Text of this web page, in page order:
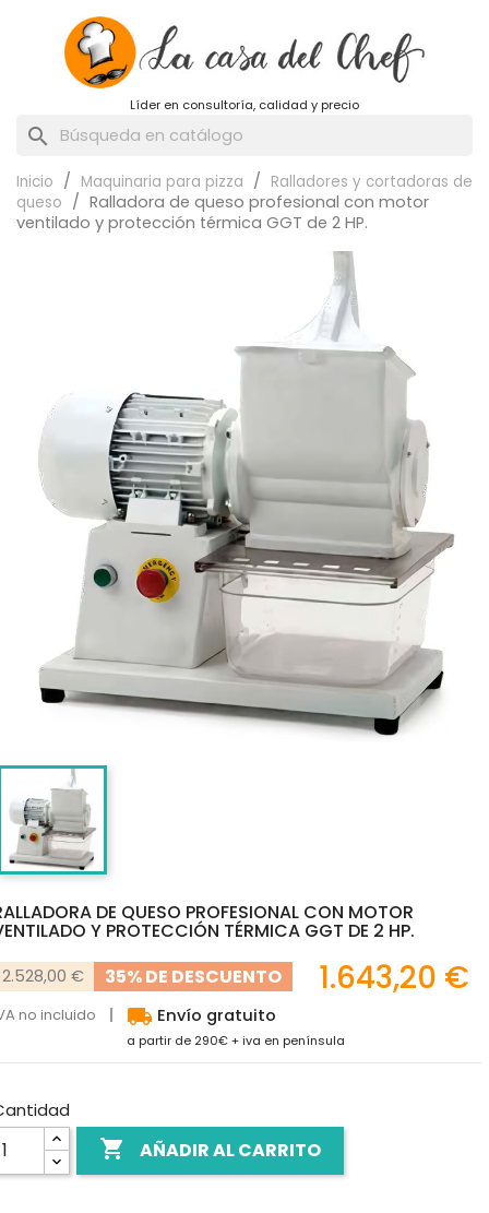
Líder en consultoría, calidad y precio
search
Inicio Maquinaria para pizza
Ralladores y cortadoras de
queso
Ralladora de queso profesional con motor
ventilado y protección térmica GGT de 2 HP.
DE QUESO PROFESIONAL CON MOTOR
Y PROTECCIÓN TÉRMICA GGT DE 2 HP.
2.528,00 € 35% DE DESCUENTO 1.643,20 €
no incluido local_shipping Envío gratuito
a partir de 290€ + iva en península
 AÑADIR AL CARRITO